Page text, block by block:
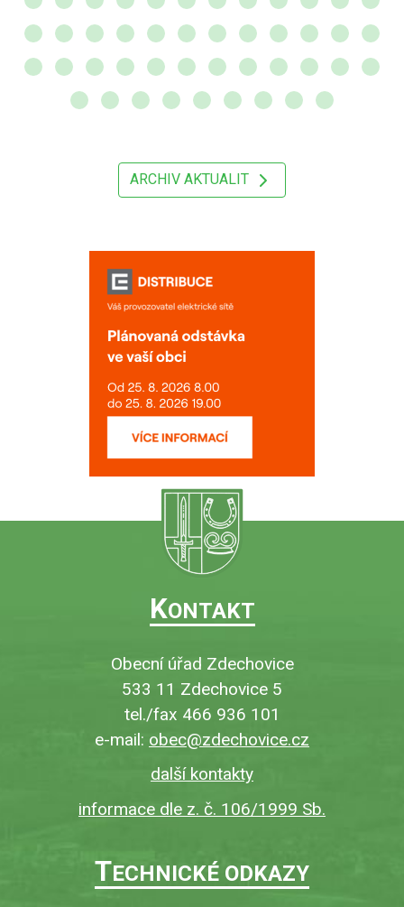
ARCHIV AKTUALIT
KONTAKT
Obecní úřad Zdechovice
533 11 Zdechovice 5
tel./fax 466 936 101
e-mail: obec@zdechovice.cz
další kontakty
informace dle z. č. 106/1999 Sb.
TECHNICKÉ ODKAZY